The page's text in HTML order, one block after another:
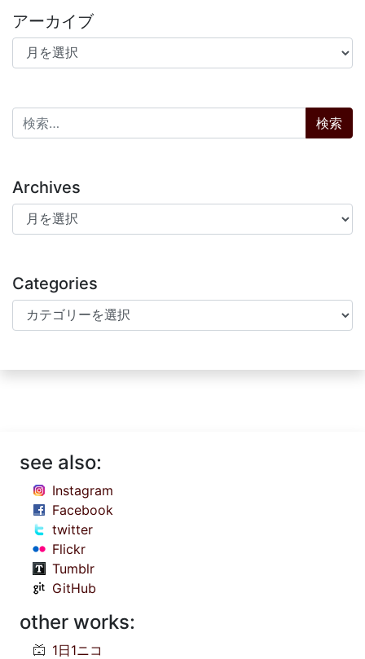
アーカイブ
アーカイブ
検索:
Archives
Archives
Categories
Categories
see also:
Instagram
Facebook
twitter
Flickr
Tumblr
GitHub
other works:
1日1ニコ